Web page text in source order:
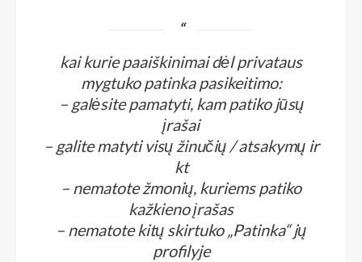
kai kurie paaiškinimai dėl privataus
mygtuko patinka pasikeitimo:
– galėsite pamatyti, kam patiko jūsų
įrašai
– galite matyti visų žinučių / atsakymų ir
kt
– nematote žmonių, kuriems patiko
kažkieno įrašas
– nematote kitų skirtuko „Patinka“ jų
profilyje